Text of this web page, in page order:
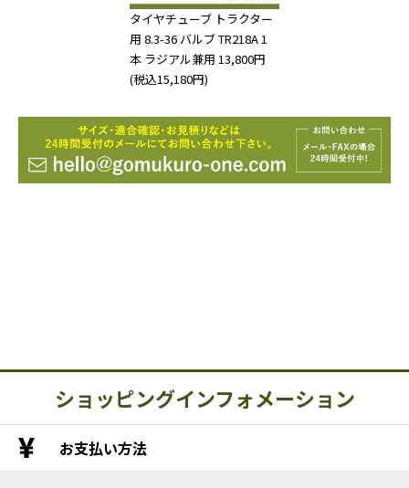
タイヤチューブ トラクター
用 8.3-36 バルブ TR218A 1
本 ラジアル兼用 13,800円
(税込15,180円)
ショッピングインフォメーション
お支払い方法